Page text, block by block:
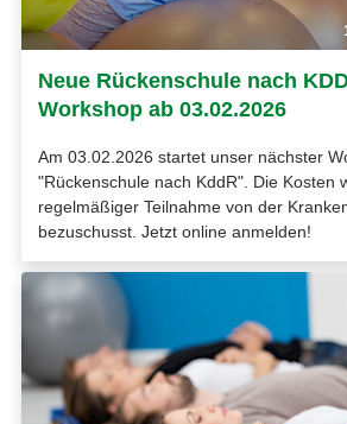
Neue Rückenschule nach
Workshop ab 03.02.2026
Am 03.02.2026 startet unser nächster
"Rückenschule nach KddR". Die Kosten
regelmäßiger Teilnahme von der
bezuschusst. Jetzt online anmelden!